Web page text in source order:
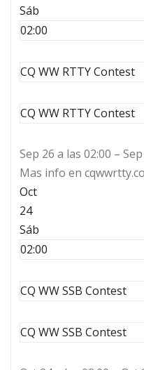
Sáb
02:00
CQ WW RTTY Contest
CQ WW RTTY Contest
Sep 26 a las 02:00 –
Mas info en
Oct
24
Sáb
02:00
CQ WW SSB Contest
CQ WW SSB Contest